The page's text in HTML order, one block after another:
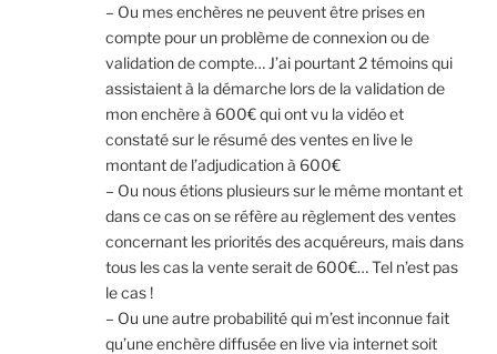
– Ou mes enchères ne peuvent être prises en
compte pour un problème de connexion ou de
validation de compte… J’ai pourtant 2 témoins qui
assistaient à la démarche lors de la validation de
mon enchère à 600€ qui ont vu la vidéo et
constaté sur le résumé des ventes en live le
montant de l’adjudication à 600€
– Ou nous étions plusieurs sur le même montant et
dans ce cas on se réfère au règlement des ventes
concernant les priorités des acquéreurs, mais dans
tous les cas la vente serait de 600€… Tel n’est pas
le cas !
– Ou une autre probabilité qui m’est inconnue fait
qu’une enchère diffusée en live via internet soit